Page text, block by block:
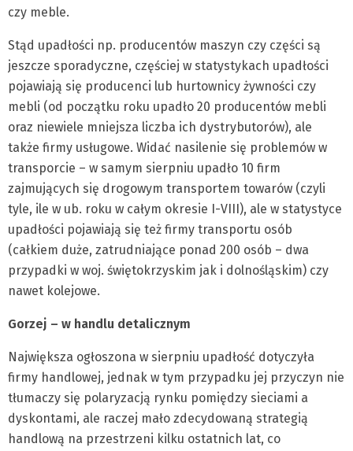
czy meble.
Stąd upadłości np. producentów maszyn czy części są
jeszcze sporadyczne, częściej w statystykach upadłości
pojawiają się producenci lub hurtownicy żywności czy
mebli (od początku roku upadło 20 producentów mebli
oraz niewiele mniejsza liczba ich dystrybutorów), ale
także firmy usługowe. Widać nasilenie się problemów w
transporcie – w samym sierpniu upadło 10 firm
zajmujących się drogowym transportem towarów (czyli
tyle, ile w ub. roku w całym okresie I-VIII), ale w statystyce
upadłości pojawiają się też firmy transportu osób
(całkiem duże, zatrudniające ponad 200 osób – dwa
przypadki w woj. świętokrzyskim jak i dolnośląskim) czy
nawet kolejowe.
Gorzej – w handlu detalicznym
Największa ogłoszona w sierpniu upadłość dotyczyła
firmy handlowej, jednak w tym przypadku jej przyczyn nie
tłumaczy się polaryzacją rynku pomiędzy sieciami a
dyskontami, ale raczej mało zdecydowaną strategią
handlową na przestrzeni kilku ostatnich lat, co